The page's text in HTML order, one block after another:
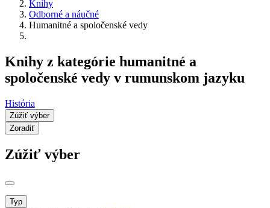
Knihy
Odborné a náučné
Humanitné a spoločenské vedy
Knihy z kategórie humanitné a
spoločenské vedy v rumunskom jazyku
História
Zúžiť výber
Zoradiť
Zúžiť výber
Typ